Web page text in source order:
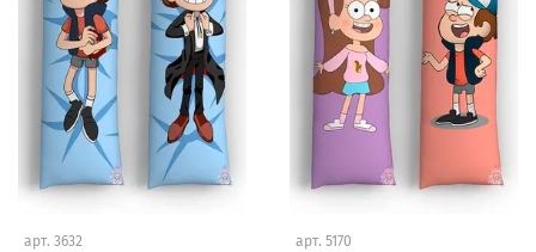
арт. 3632 арт. 5170